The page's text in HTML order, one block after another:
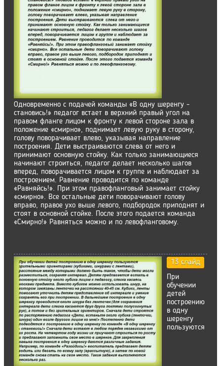
Одновременно с подачей команды «В одну шеренгу -
становись!» педагог встает в верхний правый угол на
правом фланге лицом к фронту к левой стороне зала в
положение «смирно», поднимает левую руку в сторону,
голову поворачивает влево, указывая направление
построения. Дети выстраиваются слева от него и
принимают основную стойку. Как только занимающиеся
начинают строиться, педагог делает несколько шагов
вперед, поворачивается лицом к группе и наблюдает за
построением. Равнение проводится по команде
«Равняйсь!». При этом правофланговый занимает стойку
«смирно». Все остальные дети поворачивают голову
вправо, правое ухо выше левого, подбородок приподнят и
стоят в основной стойке. После этого подается команда
«Смирно!» Равняться можно и по левофланговому.
13 слайд
При
обучении
детей
построению
в одну
шеренгу
пользуются